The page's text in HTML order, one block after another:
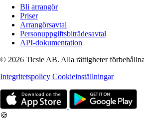
Bli arrangör
Priser
Arrangörsavtal
Personuppgiftsbiträdesavtal
API-dokumentation
© 2026 Ticsie AB. Alla rättigheter
Integritetspolicy Cookieinställningar
🍪